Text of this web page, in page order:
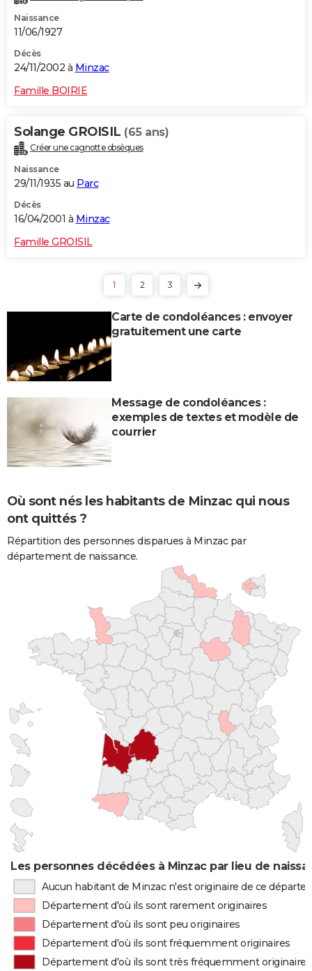
Naissance
11/06/1927
Décès
24/11/2002 à Minzac
Famille BOIRIE
Solange GROISIL (65 ans)
Créer une cagnotte obsèques
Naissance
29/11/1935 au Parc
Décès
16/04/2001 à Minzac
Famille GROISIL
1 2 3
Carte de condoléances : envoyer
gratuitement une carte
Message de condoléances :
exemples de textes et modèle de
courrier
Où sont nés les habitants de Minzac qui nous
ont quittés ?
Répartition des personnes disparues à Minzac par
département de naissance.
Les personnes décédées à Minzac par lieu de
Aucun habitant de Minzac n'est originaire de ce
Département d'où ils sont rarement originaires
Département d'où ils sont peu originaires
Département d'où ils sont fréquemment originaires
Département d'où ils sont très fréquemment originaires